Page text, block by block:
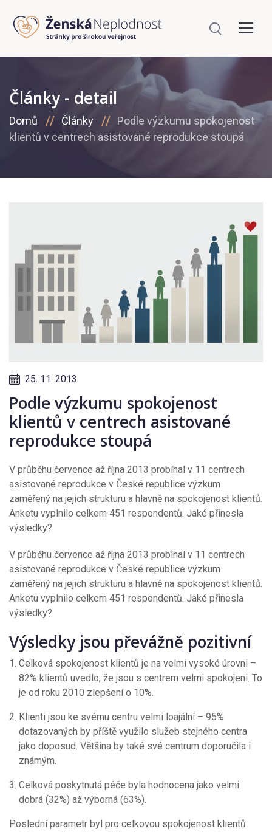
Články - detail
Domů Články
Podle výzkumu spokojenost
klientů v centrech asistované reprodukce stoupá
25. 11. 2013
Podle výzkumu spokojenost
klientů v centrech asistované
reprodukce stoupá
V průběhu července až října 2013 probíhal v 11 centrech
asistované reprodukce v České republice výzkum
zaměřený na jejich strukturu a hlavně na spokojenost klientů.
Anketu vyplnilo celkem 451 respondentů. Jaké přinesla
výsledky?
V průběhu července až října 2013 probíhal v 11 centrech
asistované reprodukce v České republice výzkum
zaměřený na jejich strukturu a hlavně na spokojenost klientů.
Anketu vyplnilo celkem 451 respondentů. Jaké přinesla
výsledky?
Výsledky jsou převážně pozitivní
Celková spokojenost klientů je na velmi vysoké úrovni –
82% klientů uvedlo, že jsou s centrem velmi spokojeni. To
je od roku 2010 zlepšení o 10%.
Klienti jsou ke svému centru velmi loajální – 95%
dotazovaných by příště využilo služeb stejného centra
jako doposud. Většina by také své centrum doporučila i
známým.
Celková poskytnutá péče byla hodnocena jako velmi
dobrá (32%) až výborná (63%).
Poslední parametr byl pro celkovou spokojenost klientů